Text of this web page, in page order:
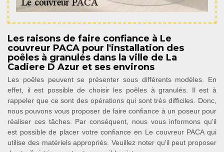
Les raisons de faire confiance à Le
couvreur PACA pour l'installation des
poêles à granulés dans la ville de La
Cadiere D Azur et ses environs
Les poêles peuvent se présenter sous différents modèles. En
effet, il est possible de choisir les poêles à granulés. Il est à
rappeler que ce sont des opérations qui sont très difficiles. Donc,
nous pouvons vous proposer de faire confiance à un poseur pour
réaliser ces tâches. Par conséquent, nous vous informons qu'il
est possible de placer votre confiance en Le couvreur PACA qui
utilise des matériels appropriés. Veuillez noter qu'il peut proposer